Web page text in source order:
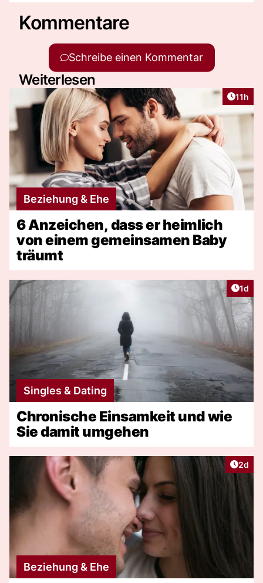
Kommentare
Schreibe einen Kommentar
Weiterlesen
11h
Beziehung & Ehe
6 Anzeichen, dass er heimlich
von einem gemeinsamen Baby
träumt
1d
Singles & Dating
Chronische Einsamkeit und wie
Sie damit umgehen
2d
Beziehung & Ehe